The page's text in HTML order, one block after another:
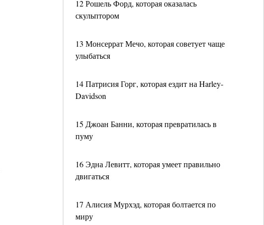
12 Рошель Форд, которая оказалась
скульптором
13 Монсеррат Мечо, которая советует чаще
улыбаться
14 Патрисия Горг, которая ездит на Harley-
Davidson
15 Джоан Банни, которая превратилась в
пуму
16 Эдна Левитт, которая умеет правильно
двигаться
17 Алисия Мурхэд, которая болтается по
миру